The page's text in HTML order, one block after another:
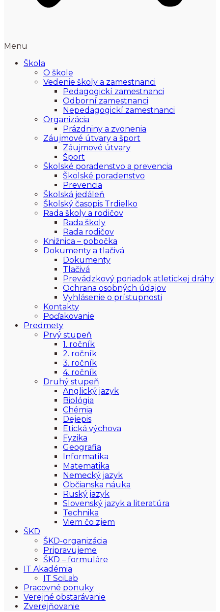
Menu
Škola
O škole
Vedenie školy a zamestnanci
Pedagogickí zamestnanci
Odborní zamestnanci
Nepedagogickí zamestnanci
Organizácia
Prázdniny a zvonenia
Záujmové útvary a šport
Záujmové útvary
Šport
Školské poradenstvo a prevencia
Školské poradenstvo
Prevencia
Školská jedáleň
Školský časopis Trdielko
Rada školy a rodičov
Rada školy
Rada rodičov
Knižnica – pobočka
Dokumenty a tlačivá
Dokumenty
Tlačivá
Prevádzkový poriadok atletickej dráhy
Ochrana osobných údajov
Vyhlásenie o prístupnosti
Kontakty
Poďakovanie
Predmety
Prvý stupeň
1. ročník
2. ročník
3. ročník
4. ročník
Druhý stupeň
Anglický jazyk
Biológia
Chémia
Dejepis
Etická výchova
Fyzika
Geografia
Informatika
Matematika
Nemecký jazyk
Občianska náuka
Ruský jazyk
Slovenský jazyk a literatúra
Technika
Viem čo zjem
ŠKD
ŠKD-organizácia
Pripravujeme
ŠKD – formuláre
IT Akadémia
IT SciLab
Pracovné ponuky
Verejné obstarávanie
Zverejňovanie